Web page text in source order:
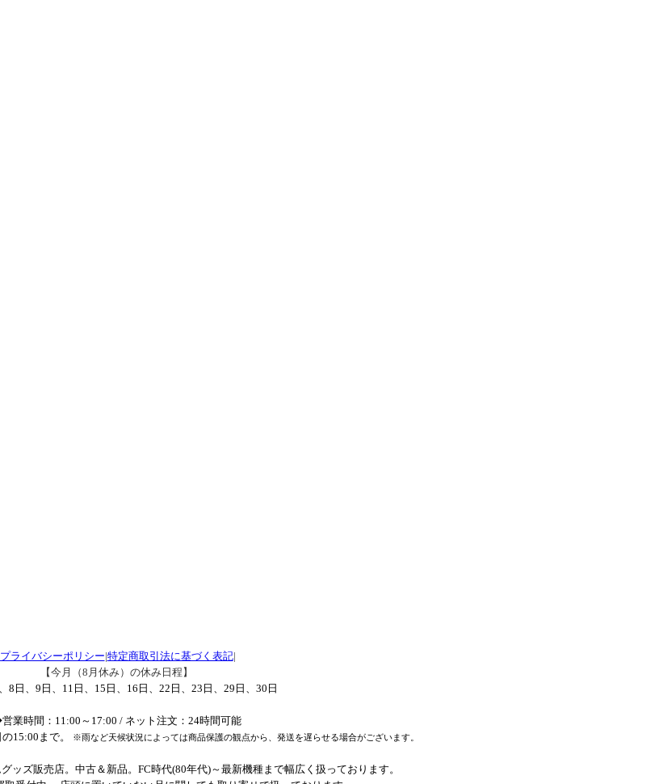
プライバシーポリシー|特定商取引法に基づく表記|
【今月（8月休み）の休み日程】
8日、9日、11日、15日、16日、22日、23日、29日、30日
業時間：11:00～17:00 / ネット注文：24時間可能
15:00まで。
※雨など天候状況によっては商品保護の観点から、発送を遅らせる場合がございます。
ッズ販売店。中古＆新品。FC時代(80年代)～最新機種まで幅広く扱っております。